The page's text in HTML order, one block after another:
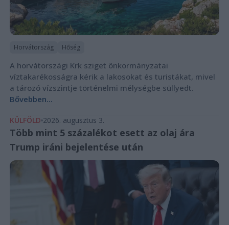
Horvátország Hőség
A horvátországi Krk sziget önkormányzatai
víztakarékosságra kérik a lakosokat és turistákat, mivel
a tározó vízszintje történelmi mélységbe süllyedt.
Bővebben...
KÜLFÖLD 2026. augusztus 3.
Több mint 5 százalékot esett az olaj ára
Trump iráni bejelentése után